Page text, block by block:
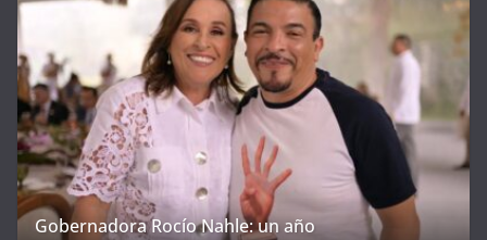
Gobernadora Rocío Nahle: un año